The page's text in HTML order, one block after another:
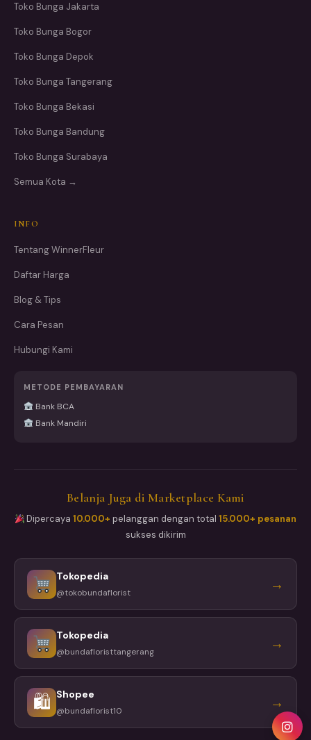
Toko Bunga Jakarta
Toko Bunga Bogor
Toko Bunga Depok
Toko Bunga Tangerang
Toko Bunga Bekasi
Toko Bunga Bandung
Toko Bunga Surabaya
Semua Kota →
INFO
Tentang WinnerFleur
Daftar Harga
Blog & Tips
Cara Pesan
Hubungi Kami
METODE PEMBAYARAN
Bank BCA
Bank Mandiri
Belanja Juga di Marketplace Kami
Dipercaya10.000+ pelanggan dengan total15.000+ pesanan
sukses dikirim
Tokopedia
@tokobundaflorist →
Tokopedia
@bundafloristtangerang →
🛍 Shopee
@bundaflorist10 →